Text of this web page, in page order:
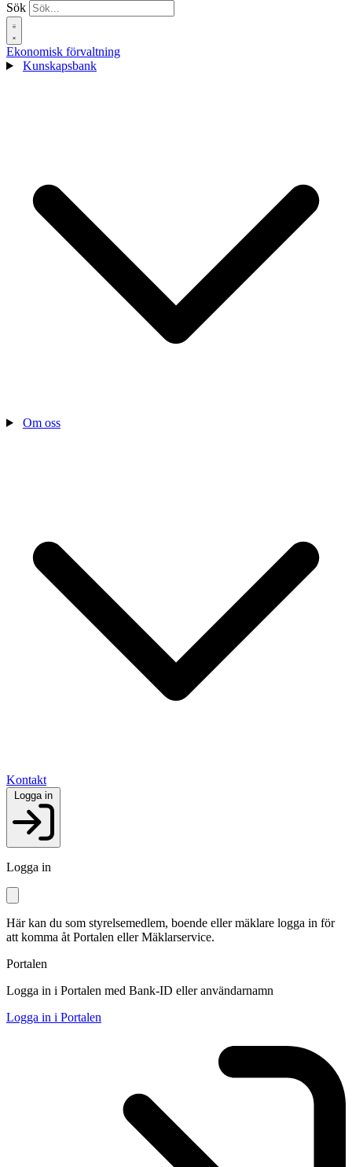
Sök
Ekonomisk förvaltning
Kunskapsbank
Om oss
Kontakt
Logga in
Logga in
Här kan du som styrelsemedlem, boende eller mäklare logga in för
att komma åt Portalen eller Mäklarservice.
Portalen
Logga in i Portalen med Bank-ID eller användarnamn
Logga in i Portalen